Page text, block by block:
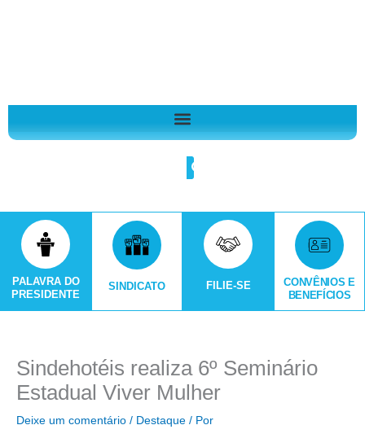
Search
PALAVRA DO
PRESIDENTE
SINDICATO FILIE-SE
CONVÊNIOS E
BENEFÍCIOS
Sindehotéis realiza 6º Seminário
Estadual Viver Mulher
Deixe um comentário / Destaque / Por
o